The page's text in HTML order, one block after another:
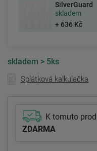
SilverGuard
skladem
+ 636 Kč
skladem > 5ks
Splátková kalkulačka
K tomuto
ZDARMA